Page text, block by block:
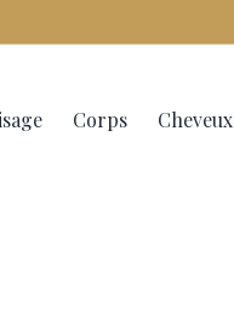
Corps Cheveux